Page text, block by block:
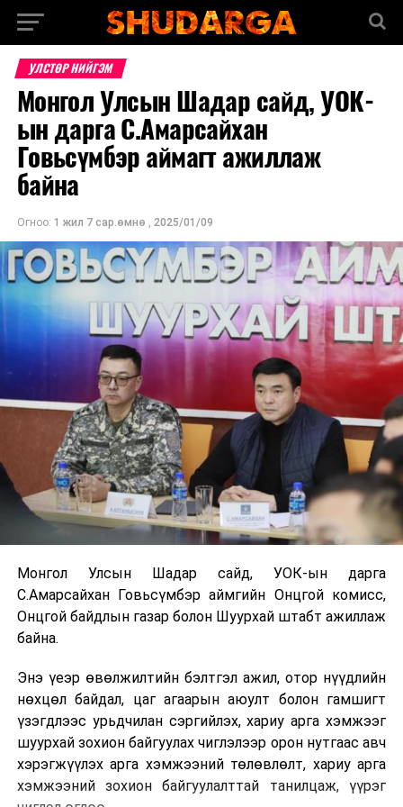
УЛСТӨР НИЙГЭМ
Монгол Улсын Шадар сайд, УОК-
ын дарга С.Амарсайхан
Говьсүмбэр аймагт ажиллаж
байна
Огноо: 1 жил 7 сар.өмнө , 2025/01/09
Монгол Улсын Шадар сайд, УОК-ын дарга
С.Амарсайхан Говьсүмбэр аймгийн Онцгой комисс,
Онцгой байдлын газар болон Шуурхай штабт ажиллаж
байна.
Энэ үеэр өвөлжилтийн бэлтгэл ажил, отор нүүдлийн
нөхцөл байдал, цаг агаарын аюулт болон гамшигт
үзэгдлээс урьдчилан сэргийлэх, хариу арга хэмжээг
шуурхай зохион байгуулах чиглэлээр орон нутгаас авч
хэрэгжүүлэх арга хэмжээний төлөвлөлт, хариу арга
хэмжээний зохион байгуулалттай танилцаж, үүрэг